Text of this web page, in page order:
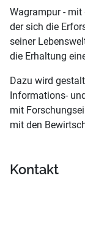
Wagrampur - mit
der sich die
seiner
die Erhaltung
Dazu wird
Informations-
mit
mit den
Kontakt